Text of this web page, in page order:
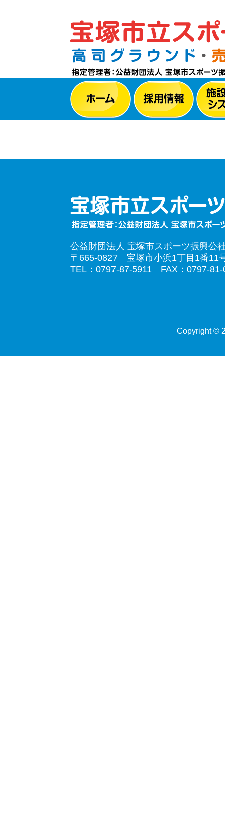
公益財団法人 宝塚市スポーツ振興公
〒665-0827 宝塚市小浜1丁目1番11
TEL：0797-87-5911 FAX：0797-81-
Copyright ©